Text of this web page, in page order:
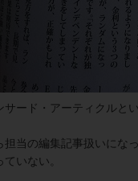
ード・アーティクルと
当の編集記事扱いになっ
いない。